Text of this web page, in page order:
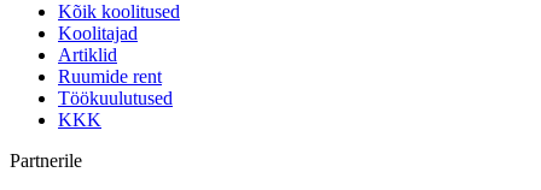
Kõik koolitused
Koolitajad
Artiklid
Ruumide rent
Töökuulutused
KKK
Partnerile